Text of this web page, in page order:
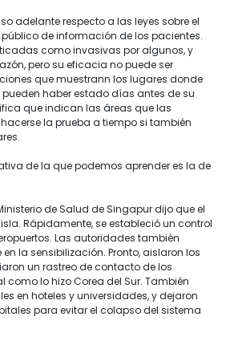
adelante respecto a las leyes sobre el
de información de los pacientes.
como invasivas por algunos, y
pero su eficacia no puede ser
que muestrann los lugares donde
haber estado días antes de su
que indican las áreas que las
la prueba a tiempo si también
de la que podemos aprender es la de
de Salud de Singapur dijo que el
Rápidamente, se estableció un control
Las autoridades también
la sensibilización. Pronto, aislaron los
un rastreo de contacto de los
como lo hizo Corea del Sur. También
en hoteles y universidades, y dejaron
para evitar el colapso del sistema